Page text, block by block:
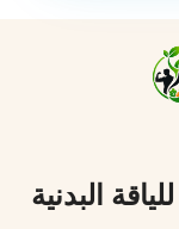
البدنية